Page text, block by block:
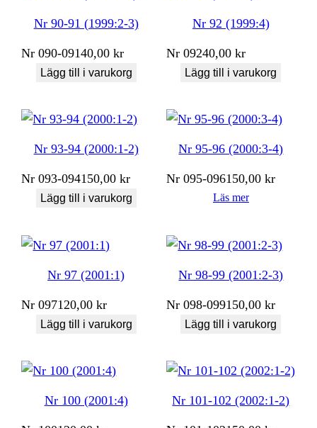
Nr 90-91 (1999:2-3)
Nr 090-09140,00kr
Lägg till i varukorg
Nr 92 (1999:4)
Nr 09240,00kr
Lägg till i varukorg
Nr 93-94 (2000:1-2)
Nr 093-094150,00kr
Lägg till i varukorg
Nr 95-96 (2000:3-4)
Nr 095-096150,00kr
Läs mer
Nr 97 (2001:1)
Nr 097120,00kr
Lägg till i varukorg
Nr 98-99 (2001:2-3)
Nr 098-099150,00kr
Lägg till i varukorg
Nr 100 (2001:4) Nr 101-102 (2002:1-2)